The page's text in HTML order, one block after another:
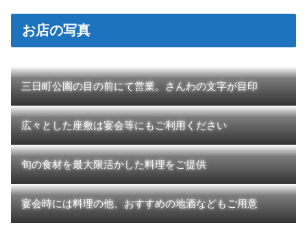
お店の写真
三日町公園の目の前にて営業。さんわの文字が目印
広々とした座敷は宴会等にもご利用ください
旬の食材を最大限活かした料理をご提供
宴会時には料理の他、おすすめの地酒などもご用意